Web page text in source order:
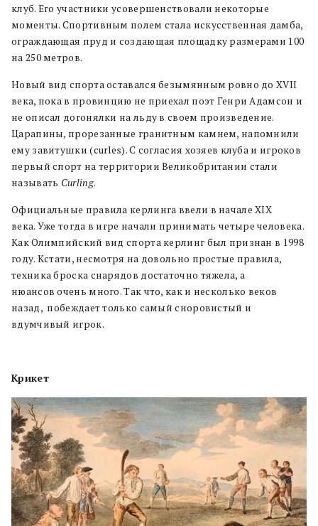
клуб. Его участники усовершенствовали некоторые
моменты. Спортивным полем стала искусственная дамба,
ограждающая пруд и создающая площадку размерами 100
на 250 метров.
Новый вид спорта оставался безымянным ровно до XVII
века, пока в провинцию не приехал поэт Генри Адамсон и
не описал догонялки на льду в своем произведение.
Царапины, прорезанные гранитным камнем, напомнили
ему завитушки (сurles). С согласия хозяев клуба и игроков
первый спорт на территории Великобритании стали
называть Curling.
Официальные правила керлинга ввели в начале XIX
века. Уже тогда в игре начали принимать четыре человека.
Как Олимпийский вид спорта керлинг был признан в 1998
году. Кстати, несмотря на довольно простые правила,
техника броска снарядов достаточно тяжела, а
нюансов очень много. Так что, как и несколько веков
назад, побеждает только самый сноровистый и
вдумчивый игрок.
Крикет